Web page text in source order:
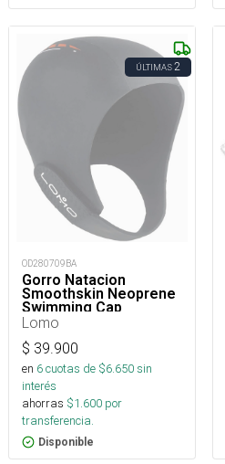
ÚLTIMAS2
OD280709BA
Gorro Natacion
Smoothskin Neoprene
Swimming Cap
Lomo
$ 39.900
en 6cuotas de $6.650sin
interés
ahorras $1.600 por
transferencia.
Disponible